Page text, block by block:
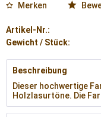
Merken
Artikel-Nr.:
Gewicht / Stück:
Beschreibung
Dieser hochwertige
Holzlasurtöne. Die